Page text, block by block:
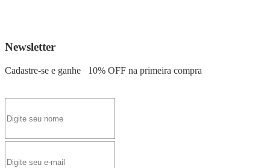
Newsletter
Cadastre-se e ganhe 10% OFF na primeira compra